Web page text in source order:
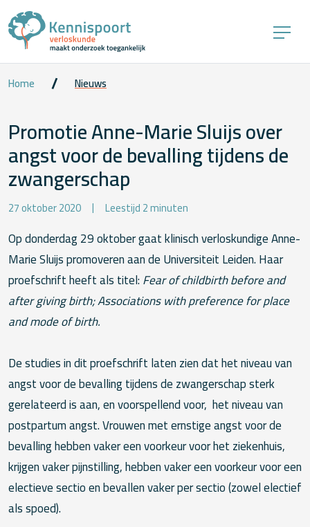
Home Nieuws
Promotie Anne-Marie Sluijs over
angst voor de bevalling tijdens de
zwangerschap
27 oktober 2020 Leestijd 2 minuten
Op donderdag 29 oktober gaat klinisch verloskundige Anne-
Marie Sluijs promoveren aan de Universiteit Leiden. Haar
proefschrift heeft als titel:Fear of childbirth before and
after giving birth; Associations with preference for place
and mode of birth.
De studies in dit proefschrift laten zien dat het niveau van
angst voor de bevalling tijdens de zwangerschap sterk
gerelateerd is aan, en voorspellend voor, het niveau van
postpartum angst. Vrouwen met ernstige angst voor de
bevalling hebben vaker een voorkeur voor het ziekenhuis,
krijgen vaker pijnstilling, hebben vaker een voorkeur voor een
electieve sectio en bevallen vaker per sectio (zowel electief
als spoed).